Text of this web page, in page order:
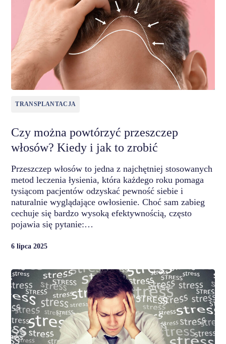
TRANSPLANTACJA
Czy można powtórzyć przeszczep
włosów? Kiedy i jak to zrobić
Przeszczep włosów to jedna z najchętniej stosowanych
metod leczenia łysienia, która każdego roku pomaga
tysiącom pacjentów odzyskać pewność siebie i
naturalnie wyglądające owłosienie. Choć sam zabieg
cechuje się bardzo wysoką efektywnością, często
pojawia się pytanie:…
6 lipca 2025